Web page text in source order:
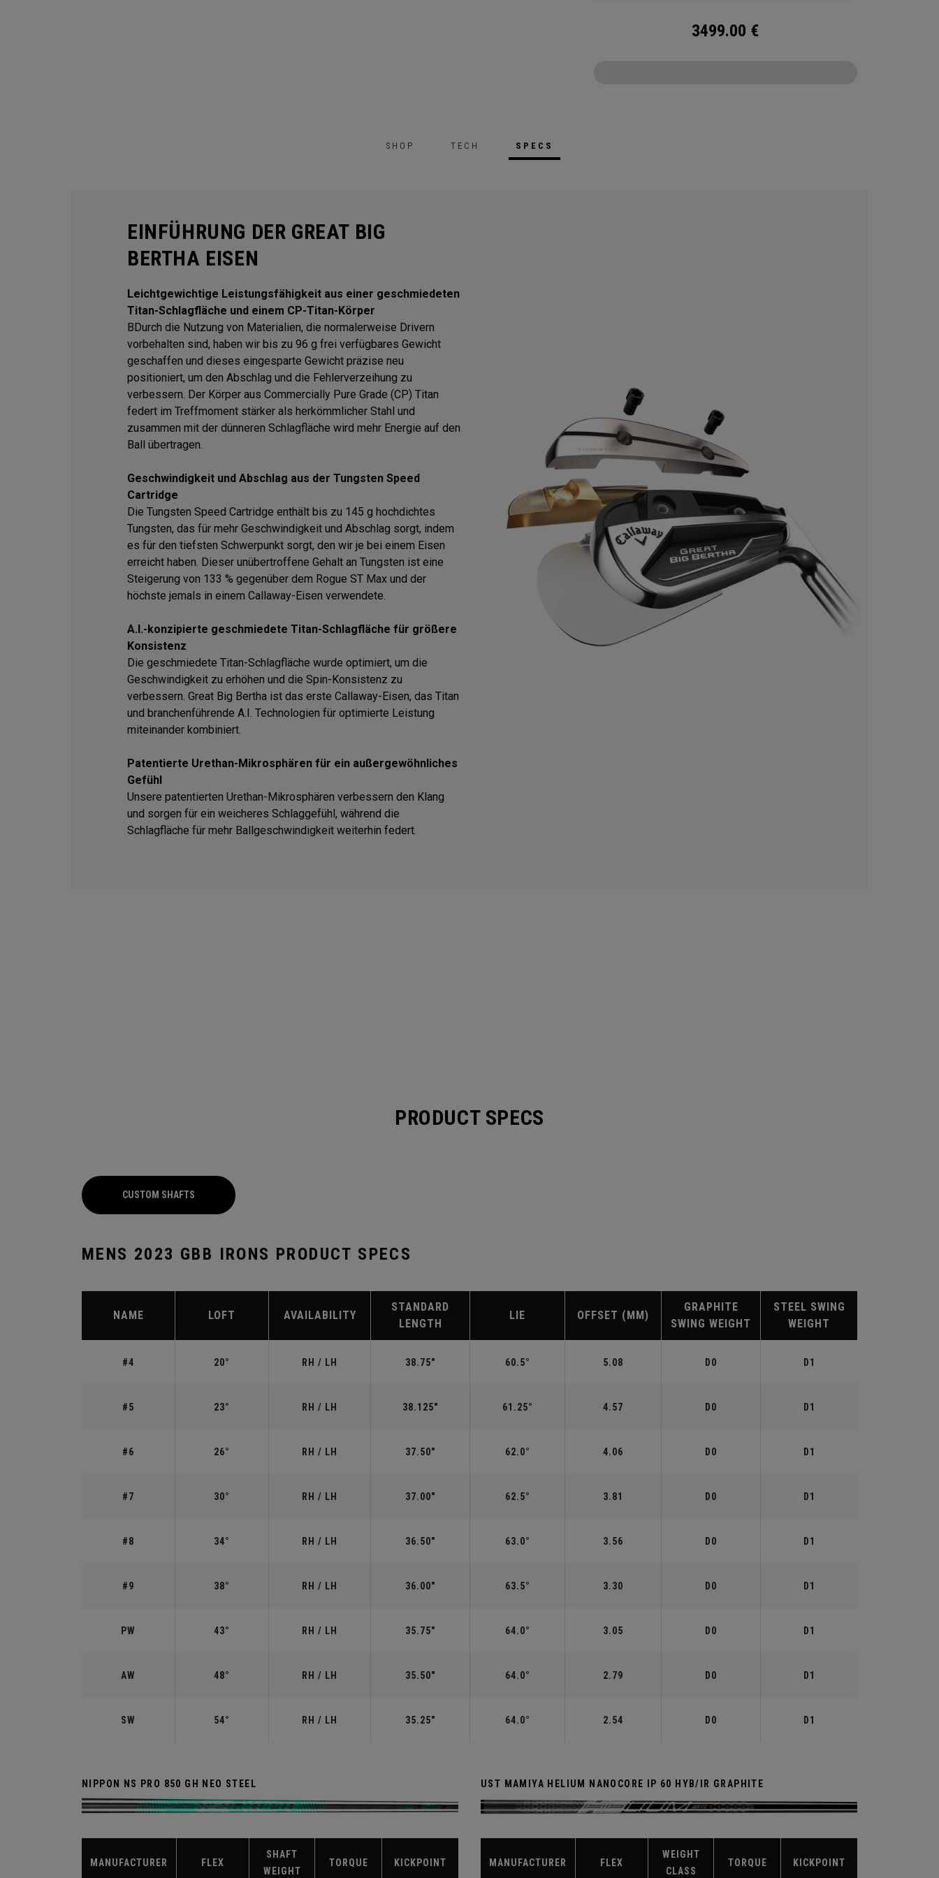
3499.00 €
SHOP TECH SPECS
EINFÜHRUNG DER GREAT BIG
BERTHA EISEN
Leichtgewichtige Leistungsfähigkeit aus einer geschmiedeten
Titan-Schlagfläche und einem CP-Titan-Körper
BDurch die Nutzung von Materialien, die normalerweise Drivern
vorbehalten sind, haben wir bis zu 96 g frei verfügbares Gewicht
geschaffen und dieses eingesparte Gewicht präzise neu
positioniert, um den Abschlag und die Fehlerverzeihung zu
verbessern. Der Körper aus Commercially Pure Grade (CP) Titan
federt im Treffmoment stärker als herkömmlicher Stahl und
zusammen mit der dünneren Schlagfläche wird mehr Energie auf den
Ball übertragen.
Geschwindigkeit und Abschlag aus der Tungsten Speed
Cartridge
Die Tungsten Speed Cartridge enthält bis zu 145 g hochdichtes
Tungsten, das für mehr Geschwindigkeit und Abschlag sorgt, indem
es für den tiefsten Schwerpunkt sorgt, den wir je bei einem Eisen
erreicht haben. Dieser unübertroffene Gehalt an Tungsten ist eine
Steigerung von 133 % gegenüber dem Rogue ST Max und der
höchste jemals in einem Callaway-Eisen verwendete.
A.I.-konzipierte geschmiedete Titan-Schlagfläche für größere
Konsistenz
Die geschmiedete Titan-Schlagfläche wurde optimiert, um die
Geschwindigkeit zu erhöhen und die Spin-Konsistenz zu
verbessern. Great Big Bertha ist das erste Callaway-Eisen, das Titan
und branchenführende A.I. Technologien für optimierte Leistung
miteinander kombiniert.
Patentierte Urethan-Mikrosphären für ein außergewöhnliches
Gefühl
Unsere patentierten Urethan-Mikrosphären verbessern den Klang
und sorgen für ein weicheres Schlaggefühl, während die
Schlagfläche für mehr Ballgeschwindigkeit weiterhin federt.
PRODUCT SPECS
CUSTOM SHAFTS
MENS 2023 GBB IRONS PRODUCT SPECS
NAME LOFT AVAILABILITY
STANDARD
LENGTH
LIE OFFSET (MM)
GRAPHITE
SWING WEIGHT
STEEL SWING
WEIGHT
#4 20° RH / LH 38.75" 60.5° 5.08 D0 D1
#5 23° RH / LH 38.125" 61.25° 4.57 D0 D1
#6 26° RH / LH 37.50" 62.0° 4.06 D0 D1
#7 30° RH / LH 37.00" 62.5° 3.81 D0 D1
#8 34° RH / LH 36.50" 63.0° 3.56 D0 D1
#9 38° RH / LH 36.00" 63.5° 3.30 D0 D1
PW 43° RH / LH 35.75" 64.0° 3.05 D0 D1
AW 48° RH / LH 35.50" 64.0° 2.79 D0 D1
SW 54° RH / LH 35.25" 64.0° 2.54 D0 D1
NIPPON NS PRO 850 GH NEO STEEL
MANUFACTURER FLEX
SHAFT
WEIGHT
TORQUE KICKPOINT
UST MAMIYA HELIUM NANOCORE IP 60 HYB/IR GRAPHITE
MANUFACTURER FLEX
WEIGHT
CLASS
TORQUE KICKPOINT